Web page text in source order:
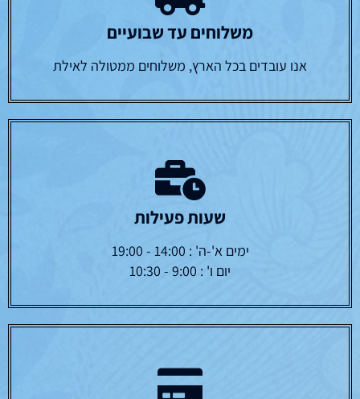
משלוחים עד שבועיים
אנו עובדים בכל הארץ, משלוחים ממטולה לאילת
שעות פעילות
ימים א'-ה' : 14:00 - 19:00
יום ו' : 9:00 - 10:30